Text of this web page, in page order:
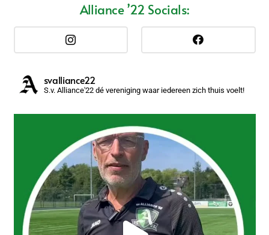
Alliance ’22 Socials:
svalliance22
S.v. Alliance'22 dé vereniging waar iedereen zich thuis voelt!